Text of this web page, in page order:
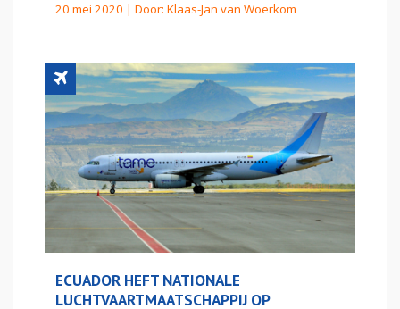
20 mei 2020 | Door: Klaas-Jan van Woerkom
ECUADOR HEFT NATIONALE
LUCHTVAARTMAATSCHAPPIJ OP